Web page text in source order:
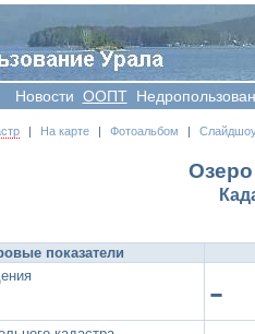
Новости OOПT
| На карте | Фотоальбом |
показатели
-